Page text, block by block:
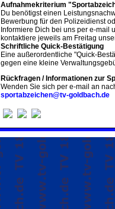
Aufnahmekriterium
Du benötigst einen
Bewerbung für den Polizeidienst
Informiere Dich bei uns per e-mail
kontaktiere jeweils am Freitag
Schriftliche Quick-Bestätigung
Eine außerordentliche "Quick-
gegen eine kleine
Rückfragen / Informationen zur
Wenden Sie sich per e-mail an
sportabzeichen@tv-goldbach.de